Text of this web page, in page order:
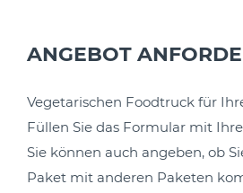
ANGEBOT
Vegetarischen Foodtruck für
Füllen Sie das Formular mit
Sie können auch angeben, ob
Paket mit anderen Paketen